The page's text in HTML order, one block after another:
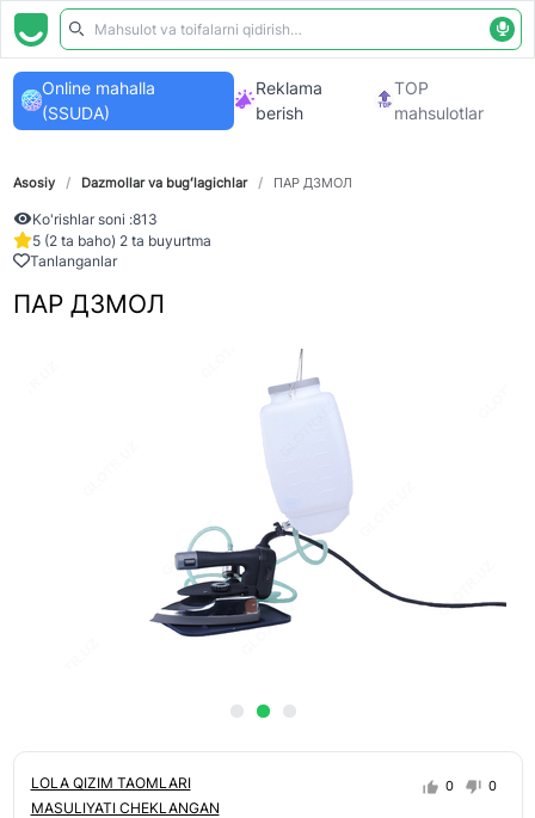
Online mahalla
(SSUDA)
Reklama
berish
TOP
mahsulotlar
Asosiy / Dazmollar va bugʻlagichlar / ПАР ДЗМОЛ
Ko'rishlar soni :813
5 (2 ta baho) 2 ta buyurtma
Tanlanganlar
ПАР ДЗМОЛ
LOLA QIZIM TAOMLARI
MASULIYATI CHEKLANGAN
0 0